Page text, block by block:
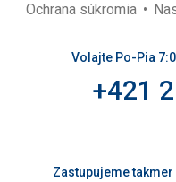
Ochrana súkromia
Volajte Po-Pia
+421
Zastupujeme